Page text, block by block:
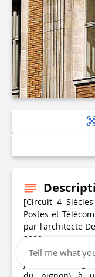
[Circuit 4
Postes et
par l'architecte
2000 en un
marie son
jaunes et
Tell me what